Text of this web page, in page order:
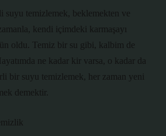
suyu temizlemek, beklemekten ve
kendi içimdeki karmaşayı
oldu. Temiz bir su gibi, kalbim de
ne kadar kir varsa, o kadar da
bir suyu temizlemek, her zaman yeni
demektir.